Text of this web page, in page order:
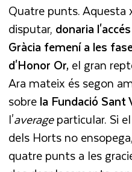
Quatre punts. Aquesta
disputar, donaria
Gràcia femení a les
d'Honor Or, el gran
Ara mateix és segon
sobrela Fundació Sant
l'averageparticular. Si
dels Horts no
quatre punts a les